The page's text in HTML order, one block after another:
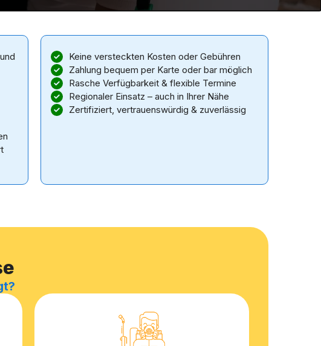
Keine versteckten Kosten oder Gebühren
Zahlung bequem per Karte oder bar möglich
Rasche Verfügbarkeit & flexible Termine
Regionaler Einsatz – auch in Ihrer Nähe
Zertifiziert, vertrauenswürdig & zuverlässig